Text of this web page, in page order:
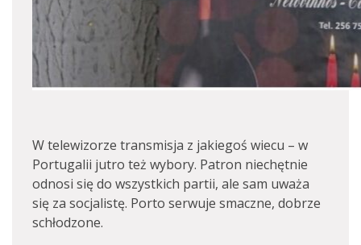
W telewizorze transmisja z jakiegoś wiecu – w
Portugalii jutro też wybory. Patron niechętnie
odnosi się do wszystkich partii, ale sam uważa
się za socjalistę. Porto serwuje smaczne, dobrze
schłodzone.